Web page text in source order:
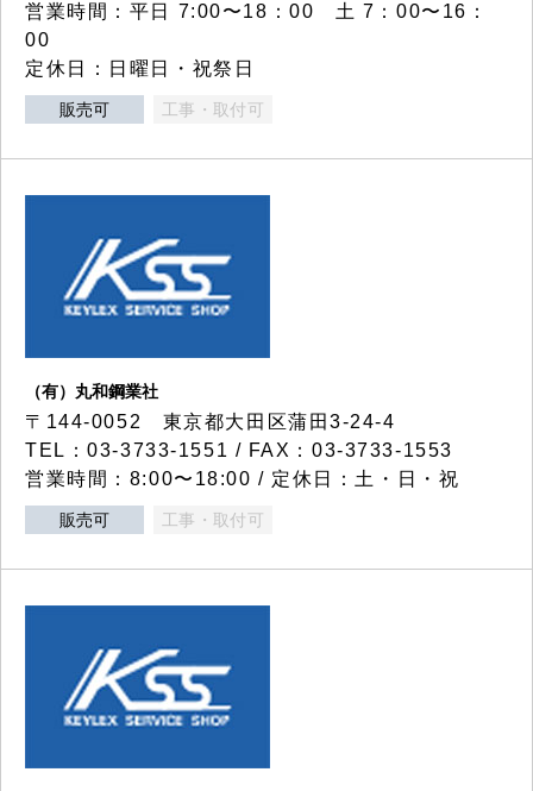
営業時間：平日 7:00〜18：00 土 7：00〜16：
00
定休日：日曜日・祝祭日
販売可 工事・取付可
（有）丸和鋼業社
〒144-0052 東京都大田区蒲田3-24-4
TEL：03-3733-1551 / FAX：03-3733-1553
営業時間：8:00〜18:00 / 定休日：土・日・祝
販売可 工事・取付可